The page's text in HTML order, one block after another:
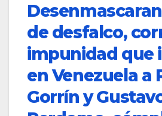
de desfalco,
impunidad que
en Venezuela a
Gorrín y